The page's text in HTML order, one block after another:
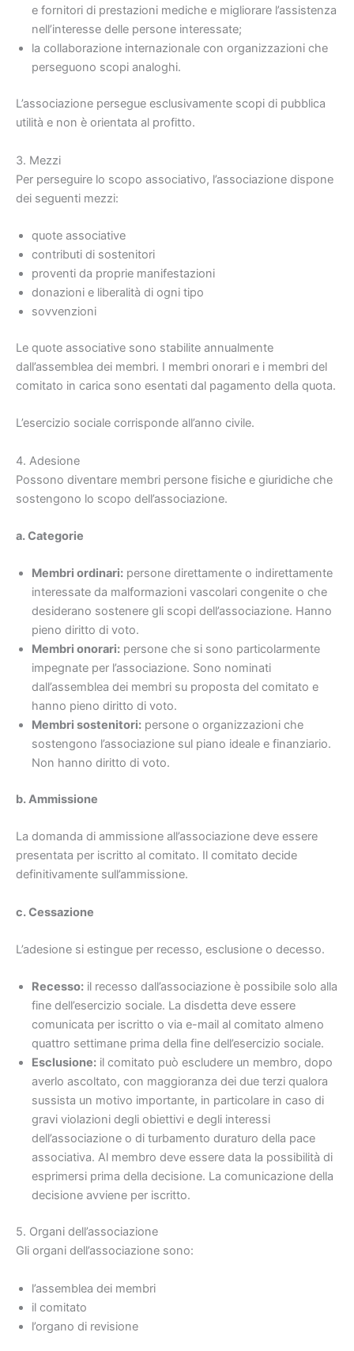
e fornitori di prestazioni mediche e migliorare l’assistenza
nell’interesse delle persone interessate;
la collaborazione internazionale con organizzazioni che
perseguono scopi analoghi.
L’associazione persegue esclusivamente scopi di pubblica
utilità e non è orientata al profitto.
3. Mezzi
Per perseguire lo scopo associativo, l’associazione dispone
dei seguenti mezzi:
quote associative
contributi di sostenitori
proventi da proprie manifestazioni
donazioni e liberalità di ogni tipo
sovvenzioni
Le quote associative sono stabilite annualmente
dall’assemblea dei membri. I membri onorari e i membri del
comitato in carica sono esentati dal pagamento della quota.
L’esercizio sociale corrisponde all’anno civile.
4. Adesione
Possono diventare membri persone fisiche e giuridiche che
sostengono lo scopo dell’associazione.
a. Categorie
Membri ordinari: persone direttamente o indirettamente
interessate da malformazioni vascolari congenite o che
desiderano sostenere gli scopi dell’associazione. Hanno
pieno diritto di voto.
Membri onorari: persone che si sono particolarmente
impegnate per l’associazione. Sono nominati
dall’assemblea dei membri su proposta del comitato e
hanno pieno diritto di voto.
Membri sostenitori: persone o organizzazioni che
sostengono l’associazione sul piano ideale e finanziario.
Non hanno diritto di voto.
b. Ammissione
La domanda di ammissione all’associazione deve essere
presentata per iscritto al comitato. Il comitato decide
definitivamente sull’ammissione.
c. Cessazione
L’adesione si estingue per recesso, esclusione o decesso.
Recesso: il recesso dall’associazione è possibile solo alla
fine dell’esercizio sociale. La disdetta deve essere
comunicata per iscritto o via e-mail al comitato almeno
quattro settimane prima della fine dell’esercizio sociale.
Esclusione: il comitato può escludere un membro, dopo
averlo ascoltato, con maggioranza dei due terzi qualora
sussista un motivo importante, in particolare in caso di
gravi violazioni degli obiettivi e degli interessi
dell’associazione o di turbamento duraturo della pace
associativa. Al membro deve essere data la possibilità di
esprimersi prima della decisione. La comunicazione della
decisione avviene per iscritto.
5. Organi dell’associazione
Gli organi dell’associazione sono:
l’assemblea dei membri
il comitato
l’organo di revisione